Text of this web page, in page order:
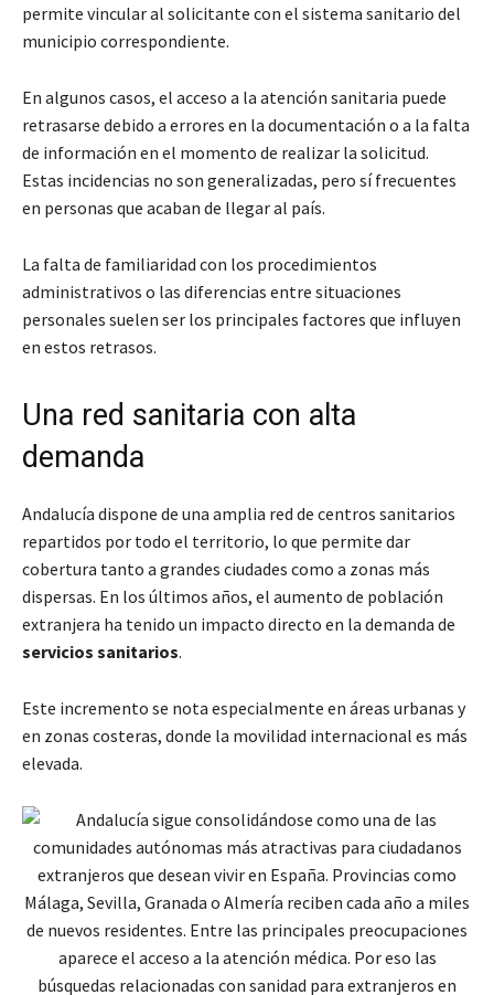
permite vincular al solicitante con el sistema sanitario del
municipio correspondiente.
En algunos casos, el acceso a la atención sanitaria puede
retrasarse debido a errores en la documentación o a la falta
de información en el momento de realizar la solicitud.
Estas incidencias no son generalizadas, pero sí frecuentes
en personas que acaban de llegar al país.
La falta de familiaridad con los procedimientos
administrativos o las diferencias entre situaciones
personales suelen ser los principales factores que influyen
en estos retrasos.
Una red sanitaria con alta
demanda
Andalucía dispone de una amplia red de centros sanitarios
repartidos por todo el territorio, lo que permite dar
cobertura tanto a grandes ciudades como a zonas más
dispersas. En los últimos años, el aumento de población
extranjera ha tenido un impacto directo en la demanda de
servicios sanitarios.
Este incremento se nota especialmente en áreas urbanas y
en zonas costeras, donde la movilidad internacional es más
elevada.